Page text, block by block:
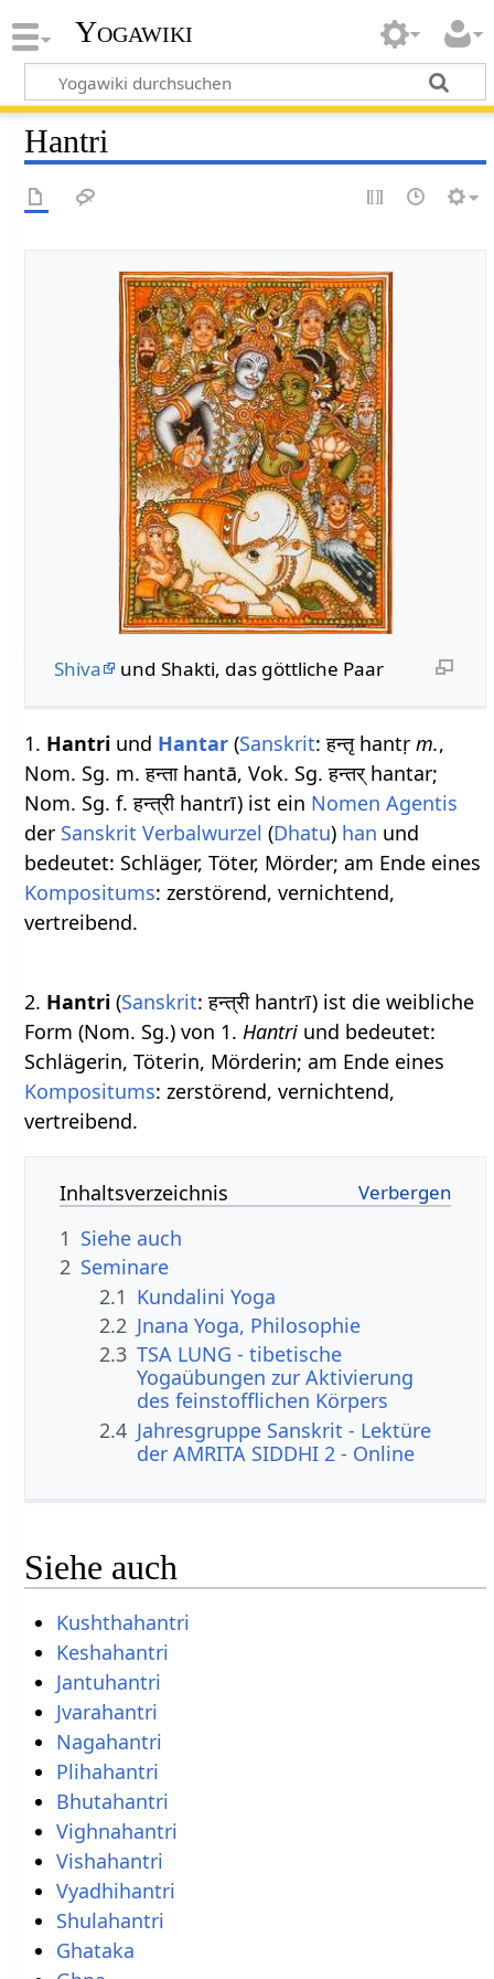
Yogawiki
Hantri
Shiva und Shakti, das göttliche Paar
1. Hantri und Hantar (Sanskrit: हन्तृ hantṛm.,
Nom. Sg. m. हन्ता hantā, Vok. Sg. हन्तर् hantar;
Nom. Sg. f. हन्त्री hantrī) ist ein Nomen Agentis
der Sanskrit Verbalwurzel (Dhatu) han und
bedeutet: Schläger, Töter, Mörder; am Ende eines
Kompositums: zerstörend, vernichtend,
vertreibend.
2. Hantri (Sanskrit: हन्त्री hantrī) ist die weibliche
Form (Nom. Sg.) von 1.Hantri und bedeutet:
Schlägerin, Töterin, Mörderin; am Ende eines
Kompositums: zerstörend, vernichtend,
vertreibend.
Inhaltsverzeichnis
1 Siehe auch
2 Seminare
2.1 Kundalini Yoga
2.2 Jnana Yoga, Philosophie
2.3 TSA LUNG - tibetische
Yogaübungen zur Aktivierung
des feinstofflichen Körpers
2.4 Jahresgruppe Sanskrit - Lektüre
der AMRITA SIDDHI 2 - Online
Siehe auch
Kushthahantri
Keshahantri
Jantuhantri
Jvarahantri
Nagahantri
Plihahantri
Bhutahantri
Vighnahantri
Vishahantri
Vyadhihantri
Shulahantri
Ghataka